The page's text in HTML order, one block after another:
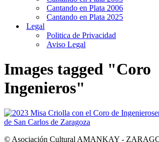
Cantando en Plata 2006
Cantando en Plata 2025
Legal
Politica de Privacidad
Aviso Legal
Images tagged "Coro
Ingenieros"
© Asociación Cultural AMANKAY -